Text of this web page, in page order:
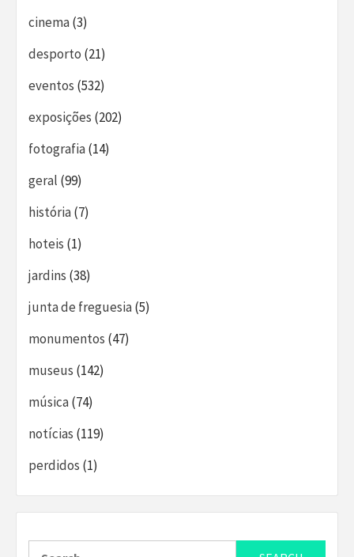
cinema(3)
desporto (21)
eventos (532)
exposições (202)
fotografia(14)
geral (99)
história(7)
hoteis (1)
jardins (38)
junta de freguesia(5)
monumentos (47)
museus (142)
música(74)
notícias (119)
perdidos (1)